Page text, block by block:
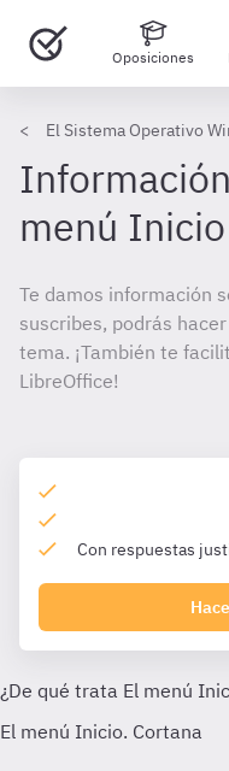
Oposiciones
El Sistema Operativo
menú Inicio
Te damos información
suscribes, podrás
tema. ¡También te
LibreOffice!
Con respuestas